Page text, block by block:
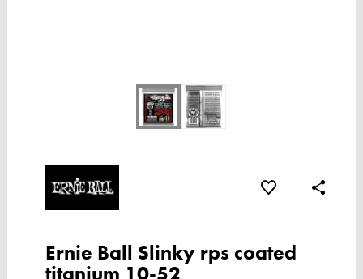
Ernie Ball Slinky rps coated
titanium 10-52